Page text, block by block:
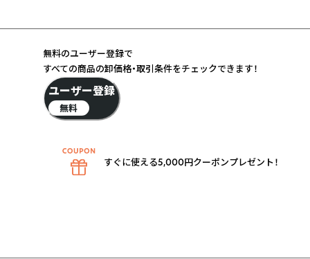
無料のユーザー登録で
すべての商品の卸価格・取引条件をチェックできます！
ユーザー登録
無料
すぐに使える5,000円クーポンプレゼント！